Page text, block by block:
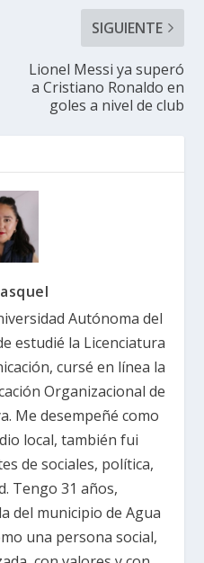
SIGUIENTE
Lionel Messi ya superó
a Cristiano Ronaldo en
goles a nivel de club
Autónoma del
estudié la Licenciatura
cursé en línea la
Organizacional de
Me desempeñé como
local, también fui
de sociales, política,
Tengo 31 años,
del municipio de Agua
una persona social,